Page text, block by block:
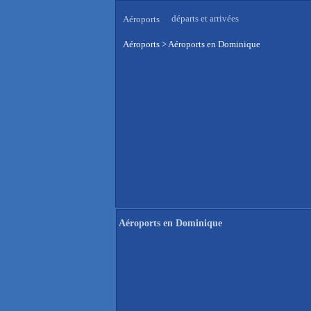
Aéroports départs et arrivées
Aéroports >Aéroports en Dominique
Aéroports en Dominique